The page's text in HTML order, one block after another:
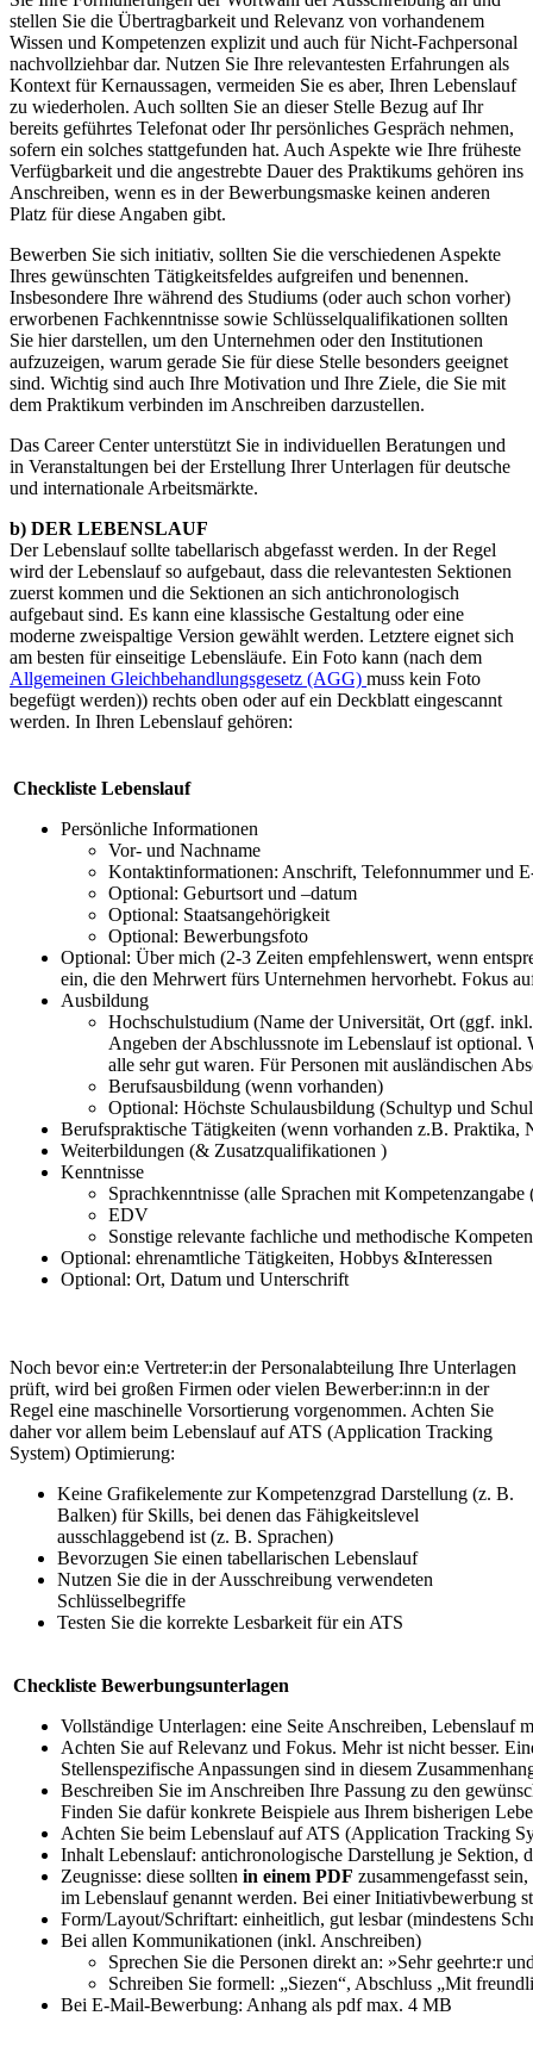
stellen Sie die Übertragbarkeit und Relevanz von vorhandenem
Wissen und Kompetenzen explizit und auch für Nicht-Fachpersonal
nachvollziehbar dar. Nutzen Sie Ihre relevantesten Erfahrungen als
Kontext für Kernaussagen, vermeiden Sie es aber, Ihren Lebenslauf
zu wiederholen. Auch sollten Sie an dieser Stelle Bezug auf Ihr
bereits geführtes Telefonat oder Ihr persönliches Gespräch nehmen,
sofern ein solches stattgefunden hat. Auch Aspekte wie Ihre früheste
Verfügbarkeit und die angestrebte Dauer des Praktikums gehören ins
Anschreiben, wenn es in der Bewerbungsmaske keinen anderen
Platz für diese Angaben gibt.
Bewerben Sie sich initiativ, sollten Sie die verschiedenen Aspekte
Ihres gewünschten Tätigkeitsfeldes aufgreifen und benennen.
Insbesondere Ihre während des Studiums (oder auch schon vorher)
erworbenen Fachkenntnisse sowie Schlüsselqualifikationen sollten
Sie hier darstellen, um den Unternehmen oder den Institutionen
aufzuzeigen, warum gerade Sie für diese Stelle besonders geeignet
sind. Wichtig sind auch Ihre Motivation und Ihre Ziele, die Sie mit
dem Praktikum verbinden im Anschreiben darzustellen.
Das Career Center unterstützt Sie in individuellen Beratungen und
in Veranstaltungen bei der Erstellung Ihrer Unterlagen für deutsche
und internationale Arbeitsmärkte.
b) DER LEBENSLAUF
Der Lebenslauf sollte tabellarisch abgefasst werden. In der Regel
wird der Lebenslauf so aufgebaut, dass die relevantesten Sektionen
zuerst kommen und die Sektionen an sich antichronologisch
aufgebaut sind. Es kann eine klassische Gestaltung oder eine
moderne zweispaltige Version gewählt werden. Letztere eignet sich
am besten für einseitige Lebensläufe. Ein Foto kann (nach dem
Allgemeinen Gleichbehandlungsgesetz (AGG) muss kein Foto
begefügt werden)) rechts oben oder auf ein Deckblatt eingescannt
werden. In Ihren Lebenslauf gehören:
Checkliste Lebenslauf
Persönliche Informationen
Vor- und Nachname
Kontaktinformationen: Anschrift, Telefonnummer und
Optional: Geburtsort und –datum
Optional: Staatsangehörigkeit
Optional: Bewerbungsfoto
Optional: Über mich (2-3 Zeiten empfehlenswert, wenn
ein, die den Mehrwert fürs Unternehmen hervorhebt. Fokus
Ausbildung
Hochschulstudium (Name der Universität, Ort (ggf.
Angeben der Abschlussnote im Lebenslauf ist
alle sehr gut waren. Für Personen mit ausländischen
Berufsausbildung (wenn vorhanden)
Optional: Höchste Schulausbildung (Schultyp und
Berufspraktische Tätigkeiten (wenn vorhanden z.B.
Weiterbildungen (& Zusatzqualifikationen )
Kenntnisse
Sprachkenntnisse (alle Sprachen mit
EDV
Sonstige relevante fachliche und methodische
Optional: ehrenamtliche Tätigkeiten, Hobbys &Interessen
Optional: Ort, Datum und Unterschrift
Noch bevor ein:e Vertreter:in der Personalabteilung Ihre Unterlagen
prüft, wird bei großen Firmen oder vielen Bewerber:inn:n in der
Regel eine maschinelle Vorsortierung vorgenommen. Achten Sie
daher vor allem beim Lebenslauf auf ATS (Application Tracking
System) Optimierung:
Keine Grafikelemente zur Kompetenzgrad Darstellung (z. B.
Balken) für Skills, bei denen das Fähigkeitslevel
ausschlaggebend ist (z. B. Sprachen)
Bevorzugen Sie einen tabellarischen Lebenslauf
Nutzen Sie die in der Ausschreibung verwendeten
Schlüsselbegriffe
Testen Sie die korrekte Lesbarkeit für ein ATS
Checkliste Bewerbungsunterlagen
Vollständige Unterlagen: eine Seite Anschreiben, Lebenslauf
Achten Sie auf Relevanz und Fokus. Mehr ist nicht besser.
Stellenspezifische Anpassungen sind in diesem
Beschreiben Sie im Anschreiben Ihre Passung zu den
Finden Sie dafür konkrete Beispiele aus Ihrem bisherigen
Achten Sie beim Lebenslauf auf ATS (Application Tracking
Inhalt Lebenslauf: antichronologische Darstellung je Sektion,
Zeugnisse: diese sollten in einem PDF zusammengefasst
im Lebenslauf genannt werden. Bei einer Initiativbewerbung
Form/Layout/Schriftart: einheitlich, gut lesbar (mindestens
Bei allen Kommunikationen (inkl. Anschreiben)
Sprechen Sie die Personen direkt an: »Sehr geehrte:r
Schreiben Sie formell: „Siezen“, Abschluss „Mit
Bei E-Mail-Bewerbung: Anhang als pdf max. 4 MB